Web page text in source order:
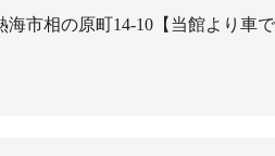
市相の原町14-10 【当館より車